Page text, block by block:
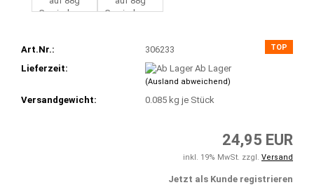
TOP
Art.Nr.:
306233
Lieferzeit:
Ab Lager
(Ausland abweichend)
Versandgewicht: 0.085kg je Stück
24,95 EUR
inkl. 19% MwSt. zzgl. Versand
Jetzt als Kunde registrieren